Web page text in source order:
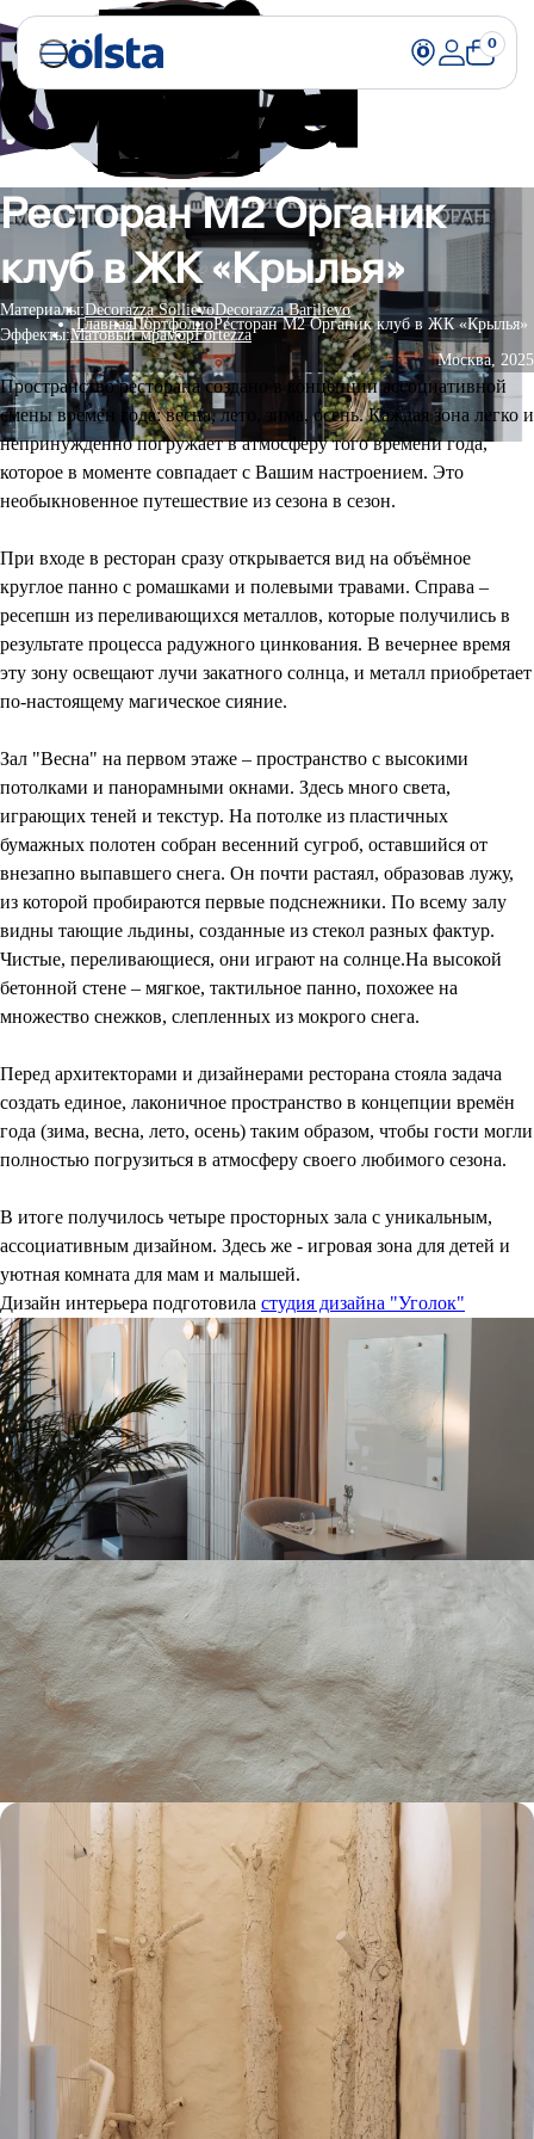
0
ГлавнаяПортфолиоРесторан М2 Органик клуб в ЖК «Крылья»
Ресторан М2 Органик
клуб в ЖК «Крылья»
Материалы:Decorazza SollievoDecorazza Barilievo
Эффекты:Матовый мраморFortezza
Москва, 2025
Пространство ресторана создано в концепции ассоциативной
смены времен года: весна, лето, зима, осень. Каждая зона легко и
непринужденно погружает в атмосферу того времени года,
которое в моменте совпадает с Вашим настроением. Это
необыкновенное путешествие из сезона в сезон.
При входе в ресторан сразу открывается вид на объёмное
круглое панно с ромашками и полевыми травами. Справа –
ресепшн из переливающихся металлов, которые получились в
результате процесса радужного цинкования. В вечернее время
эту зону освещают лучи закатного солнца, и металл приобретает
по-настоящему магическое сияние.
Зал "Весна" на первом этаже – пространство с высокими
потолками и панорамными окнами. Здесь много света,
играющих теней и текстур. На потолке из пластичных
бумажных полотен собран весенний сугроб, оставшийся от
внезапно выпавшего снега. Он почти растаял, образовав лужу,
из которой пробираются первые подснежники. По всему залу
видны тающие льдины, созданные из стекол разных фактур.
Чистые, переливающиеся, они играют на солнце.На высокой
бетонной стене – мягкое, тактильное панно, похожее на
множество снежков, слепленных из мокрого снега.
Перед архитекторами и дизайнерами ресторана стояла задача
создать единое, лаконичное пространство в концепции времён
года (зима, весна, лето, осень) таким образом, чтобы гости могли
полностью погрузиться в атмосферу своего любимого сезона.
В итоге получилось четыре просторных зала с уникальным,
ассоциативным дизайном. Здесь же - игровая зона для детей и
уютная комната для мам и малышей.
Дизайн интерьера подготовила студия дизайна "Уголок"